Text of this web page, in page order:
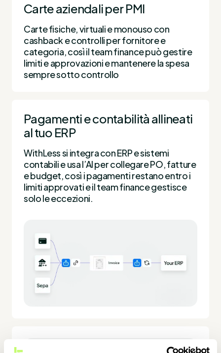
Carte aziendali per PMI
Carte fisiche, virtuali e monouso con
cashback e controlli per fornitore e
categoria, così il team finance può gestire
limiti e approvazioni e mantenere la spesa
sempre sotto controllo
Pagamenti e contabilità allineati
al tuo ERP
WithLess si integra con ERP e sistemi
contabili e usa l’AI per collegare PO, fatture
e budget, così i pagamenti restano entro i
limiti approvati e il team finance gestisce
solo le eccezioni.